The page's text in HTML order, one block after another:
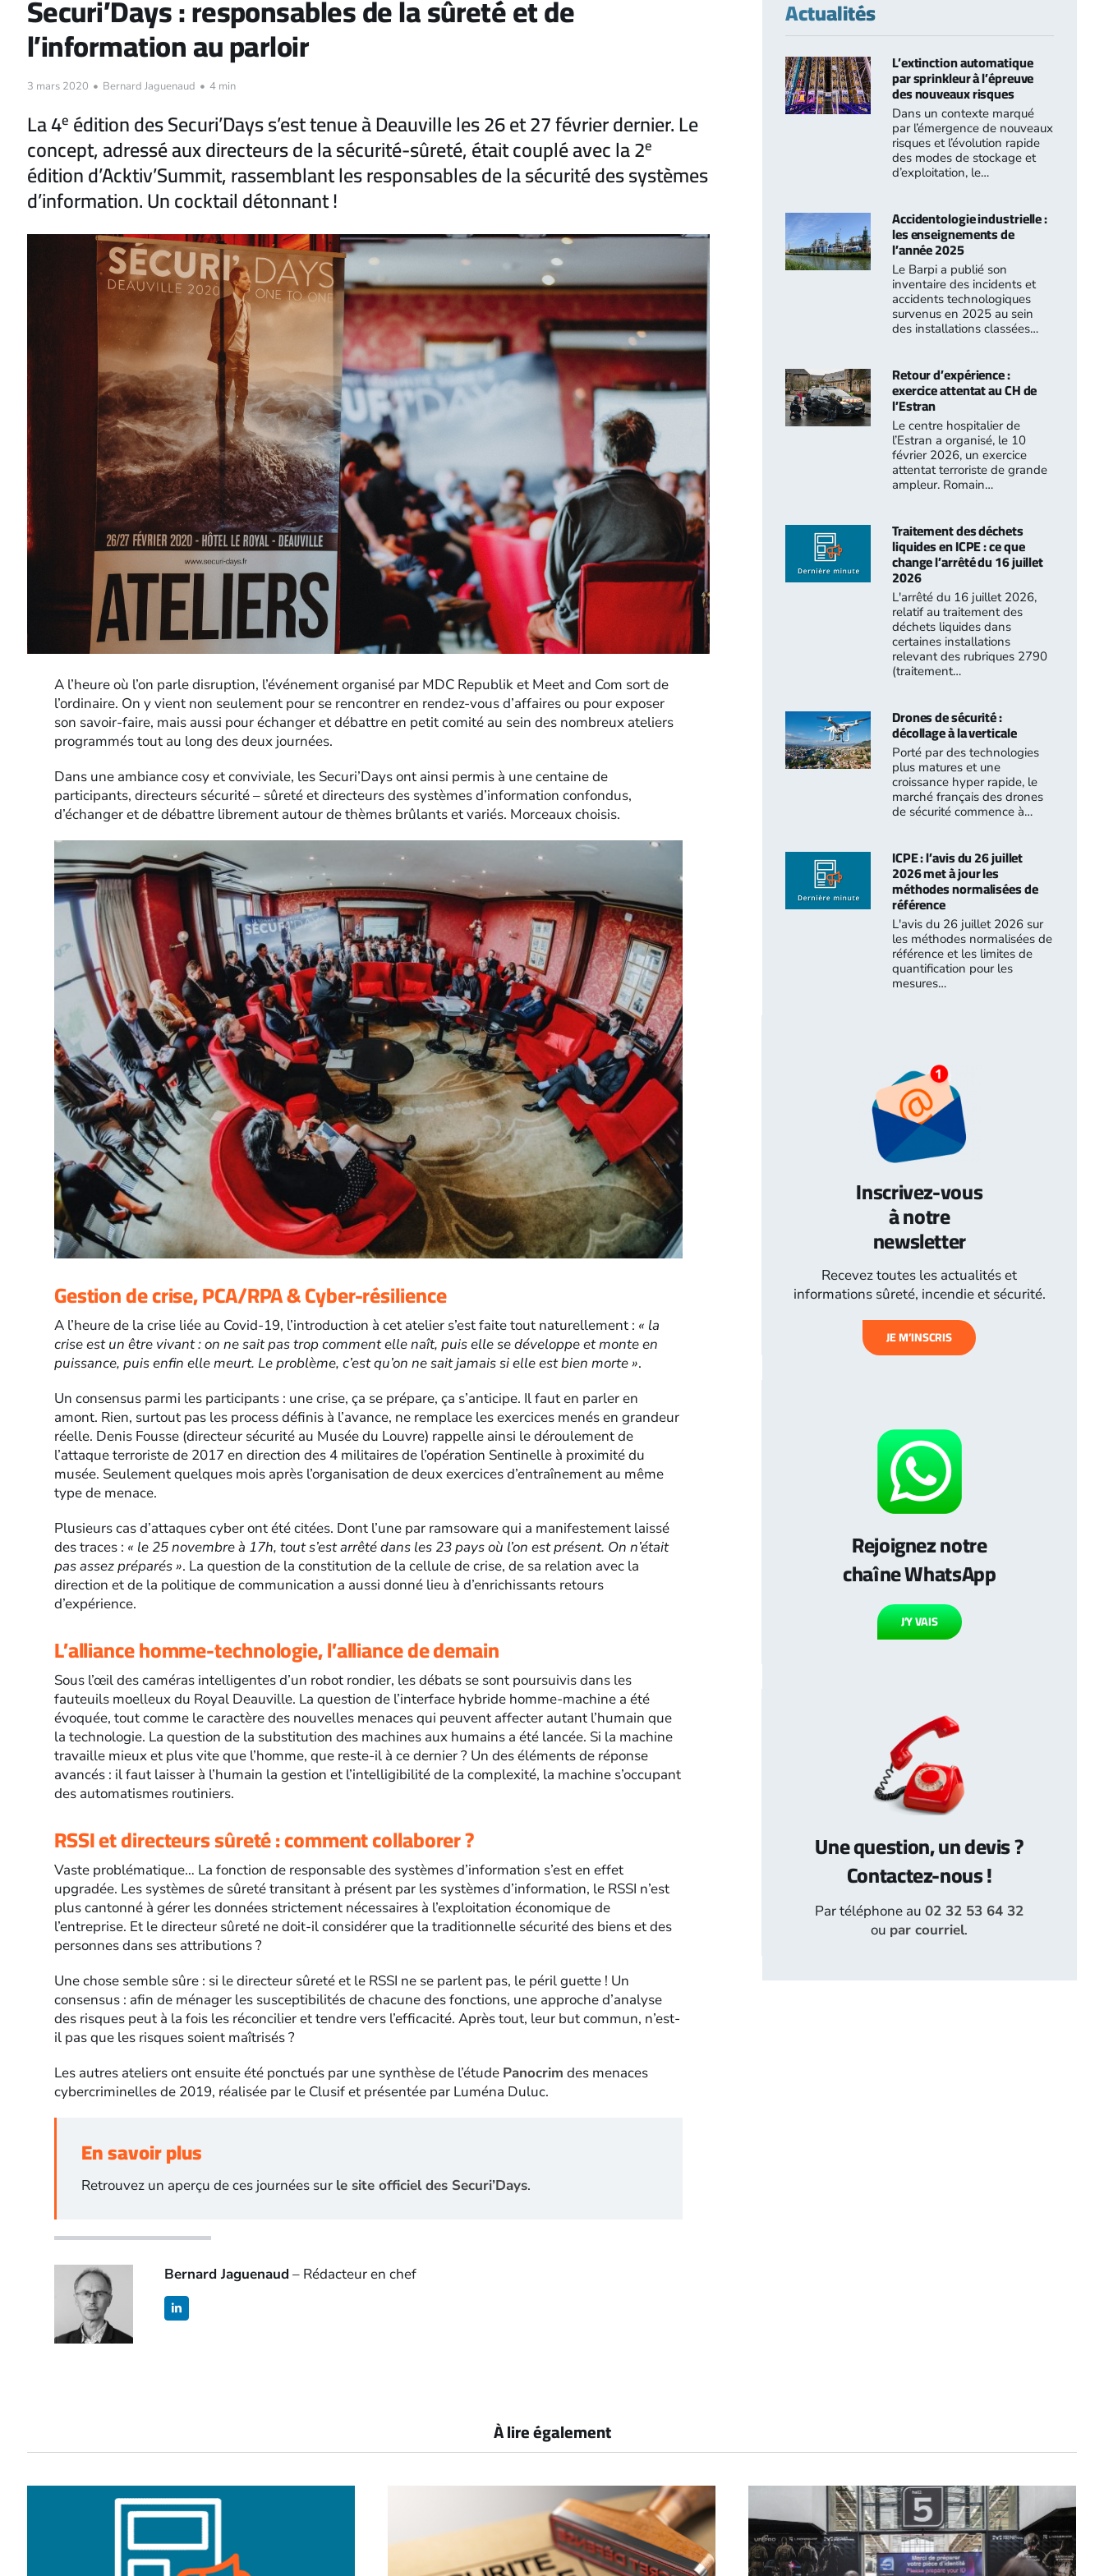
Securi’Days : responsables de la sûreté et de
l’information au parloir
3 mars 2020 • Bernard Jaguenaud • 4 min
La 4e édition des Securi’Days s’est tenue à Deauville les 26 et 27 février dernier. Le
concept, adressé aux directeurs de la sécurité-sûreté, était couplé avec la 2e
édition d’Acktiv’Summit, rassemblant les responsables de la sécurité des systèmes
d’information. Un cocktail détonnant !
A l’heure où l’on parle disruption, l’événement organisé par MDC Republik et Meet and Com sort de
l’ordinaire. On y vient non seulement pour se rencontrer en rendez-vous d’affaires ou pour exposer
son savoir-faire, mais aussi pour échanger et débattre en petit comité au sein des nombreux ateliers
programmés tout au long des deux journées.
Dans une ambiance cosy et conviviale, les Securi’Days ont ainsi permis à une centaine de
participants, directeurs sécurité – sûreté et directeurs des systèmes d’information confondus,
d’échanger et de débattre librement autour de thèmes brûlants et variés. Morceaux choisis.
Gestion de crise, PCA/RPA & Cyber-résilience
A l’heure de la crise liée au Covid-19, l’introduction à cet atelier s’est faite tout naturellement : « la
crise est un être vivant : on ne sait pas trop comment elle naît, puis elle se développe et monte en
puissance, puis enfin elle meurt. Le problème, c’est qu’on ne sait jamais si elle est bien morte ».
Un consensus parmi les participants : une crise, ça se prépare, ça s’anticipe. Il faut en parler en
amont. Rien, surtout pas les process définis à l’avance, ne remplace les exercices menés en grandeur
réelle. Denis Fousse (directeur sécurité au Musée du Louvre) rappelle ainsi le déroulement de
l’attaque terroriste de 2017 en direction des 4 militaires de l’opération Sentinelle à proximité du
musée. Seulement quelques mois après l’organisation de deux exercices d’entraînement au même
type de menace.
Plusieurs cas d’attaques cyber ont été citées. Dont l’une par ramsoware qui a manifestement laissé
des traces : « le 25 novembre à 17h, tout s’est arrêté dans les 23 pays où l’on est présent. On n’était
pas assez préparés ». La question de la constitution de la cellule de crise, de sa relation avec la
direction et de la politique de communication a aussi donné lieu à d’enrichissants retours
d’expérience.
L’alliance homme-technologie, l’alliance de demain
Sous l’œil des caméras intelligentes d’un robot rondier, les débats se sont poursuivis dans les
fauteuils moelleux du Royal Deauville. La question de l’interface hybride homme-machine a été
évoquée, tout comme le caractère des nouvelles menaces qui peuvent affecter autant l’humain que
la technologie. La question de la substitution des machines aux humains a été lancée. Si la machine
travaille mieux et plus vite que l’homme, que reste-il à ce dernier ? Un des éléments de réponse
avancés : il faut laisser à l’humain la gestion et l’intelligibilité de la complexité, la machine s’occupant
des automatismes routiniers.
RSSI et directeurs sûreté : comment collaborer ?
Vaste problématique… La fonction de responsable des systèmes d’information s’est en effet
upgradée. Les systèmes de sûreté transitant à présent par les systèmes d’information, le RSSI n’est
plus cantonné à gérer les données strictement nécessaires à l’exploitation économique de
l’entreprise. Et le directeur sûreté ne doit-il considérer que la traditionnelle sécurité des biens et des
personnes dans ses attributions ?
Une chose semble sûre : si le directeur sûreté et le RSSI ne se parlent pas, le péril guette ! Un
consensus : afin de ménager les susceptibilités de chacune des fonctions, une approche d’analyse
des risques peut à la fois les réconcilier et tendre vers l’efficacité. Après tout, leur but commun, n’est-
il pas que les risques soient maîtrisés ?
Les autres ateliers ont ensuite été ponctués par une synthèse de l’étude Panocrim des menaces
cybercriminelles de 2019, réalisée par le Clusif et présentée par Luména Duluc.
En savoir plus
Retrouvez un aperçu de ces journées sur le site officiel des Securi’Days.
Bernard Jaguenaud – Rédacteur en chef
Actualités
L’extinction automatique
par sprinkleur à l’épreuve
des nouveaux risques
Dans un contexte marqué
par l’émergence de nouveaux
risques et l’évolution rapide
des modes de stockage et
d’exploitation, le…
Accidentologie industrielle :
les enseignements de
l’année 2025
Le Barpi a publié son
inventaire des incidents et
accidents technologiques
survenus en 2025 au sein
des installations classées…
Retour d’expérience :
exercice attentat au CH de
l’Estran
Le centre hospitalier de
l’Estran a organisé, le 10
février 2026, un exercice
attentat terroriste de grande
ampleur. Romain…
Traitement des déchets
liquides en ICPE : ce que
change l’arrêté du 16 juillet
2026
L'arrêté du 16 juillet 2026,
relatif au traitement des
déchets liquides dans
certaines installations
relevant des rubriques 2790
(traitement…
Drones de sécurité :
décollage à la verticale
Porté par des technologies
plus matures et une
croissance hyper rapide, le
marché français des drones
de sécurité commence à…
ICPE : l’avis du 26 juillet
2026 met à jour les
méthodes normalisées de
référence
L'avis du 26 juillet 2026 sur
les méthodes normalisées de
référence et les limites de
quantification pour les
mesures…
Inscrivez-vous
à notre
newsletter
Recevez toutes les actualités et
informations sûreté, incendie et sécurité.
JE M’INSCRIS
Rejoignez notre
chaîne WhatsApp
J’Y VAIS
Une question, un devis ?
Contactez-nous !
Par téléphone au02 32 53 64 32
ou par courriel.
À lire également